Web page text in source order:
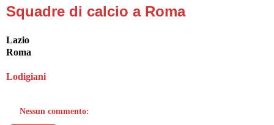
Squadre di calcio a Roma
Lazio
Roma
Lodigiani
Nessun commento: